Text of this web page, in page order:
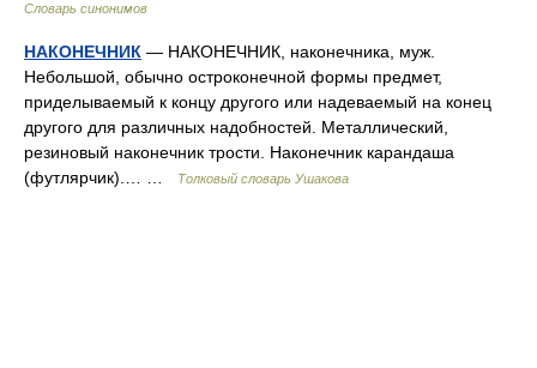
Словарь синонимов
НАКОНЕЧНИК — НАКОНЕЧНИК, наконечника, муж.
Небольшой, обычно остроконечной формы предмет,
приделываемый к концу другого или надеваемый на конец
другого для различных надобностей. Металлический,
резиновый наконечник трости. Наконечник карандаша
(футлярчик).… …
Толковый словарь Ушакова